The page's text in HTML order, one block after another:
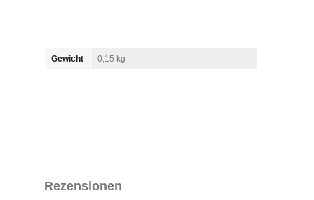
Gewicht 0,15 kg
Rezensionen